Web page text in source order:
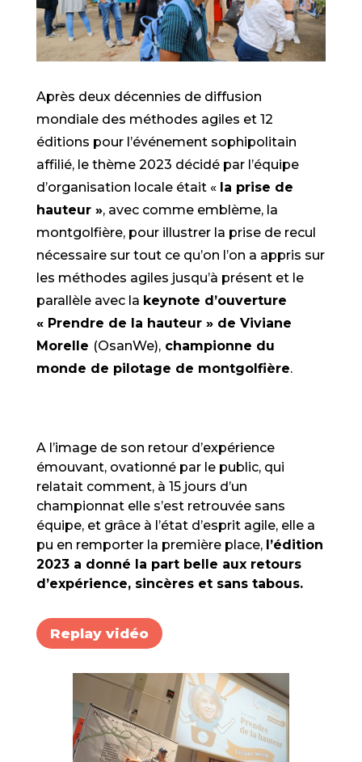
Après deux décennies de diffusion
mondiale des méthodes agiles et 12
éditions pour l’événement sophipolitain
affilié, le thème 2023 décidé par l’équipe
d’organisation locale était « la prise de
hauteur », avec comme emblème, la
montgolfière, pour illustrer la prise de recul
nécessaire sur tout ce qu’on l’on a appris sur
les méthodes agiles jusqu’à présent et le
parallèle avec la keynote d’ouverture
« Prendre de la hauteur » de Viviane
Morelle (OsanWe),championne du
monde de pilotage de montgolfière.
A l’image de son retour d’expérience
émouvant, ovationné par le public, qui
relatait comment, à 15 jours d’un
championnat elle s’est retrouvée sans
équipe, et grâce à l’état d’esprit agile, elle a
pu en remporter la première place, l’édition
2023 a donné la part belle aux retours
d’expérience, sincères et sans tabous.
Replay vidéo